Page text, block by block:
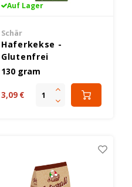
Auf Lager
Schär
Haferkekse -
Glutenfrei
130 gram
3,09 €